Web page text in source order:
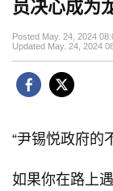
员决心成为
Posted May. 24, 2024
Updated May. 24, 2024
“尹锡悦政府的
如果你在路上